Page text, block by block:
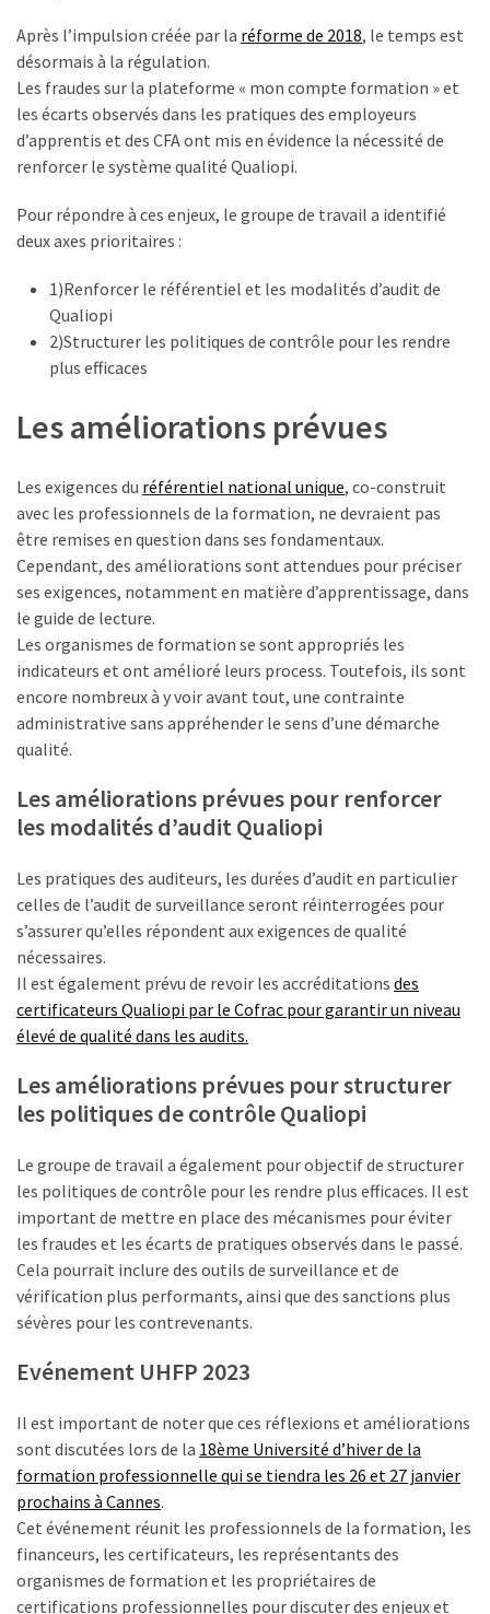
Passeport
prévention
les
employeurs
organismes
formation
désormais
déclarer
Rapport
Sénat
sur
CPF
les
chiffres
que
tout
devrait
retenir
2027
MOST
USED
CATEGORIES
(1 096)
(159)
Interviews
(108)
Rubrique
formation
formation
Après l’impulsion créée par la réforme de 2018, le temps est
désormais à la régulation.
Les fraudes sur la plateforme « mon compte formation » et
les écarts observés dans les pratiques des employeurs
d’apprentis et des CFA ont mis en évidence la nécessité de
renforcer le système qualité Qualiopi.
Pour répondre à ces enjeux, le groupe de travail a identifié
deux axes prioritaires :
1)Renforcer le référentiel et les modalités d’audit de
Qualiopi
2)Structurer les politiques de contrôle pour les rendre
plus efficaces
Les améliorations prévues
Les exigences du référentiel national unique, co-construit
avec les professionnels de la formation, ne devraient pas
être remises en question dans ses fondamentaux.
Cependant, des améliorations sont attendues pour préciser
ses exigences, notamment en matière d’apprentissage, dans
le guide de lecture.
Les organismes de formation se sont appropriés les
indicateurs et ont amélioré leurs process. Toutefois, ils sont
encore nombreux à y voir avant tout, une contrainte
administrative sans appréhender le sens d’une démarche
qualité.
Les améliorations prévues pour renforcer
les modalités d’audit Qualiopi
Les pratiques des auditeurs, les durées d’audit en particulier
celles de l’audit de surveillance seront réinterrogées pour
s’assurer qu’elles répondent aux exigences de qualité
nécessaires.
Il est également prévu de revoir les accréditations des
certificateurs Qualiopi par le Cofrac pour garantir un niveau
élevé de qualité dans les audits.
Les améliorations prévues pour structurer
les politiques de contrôle Qualiopi
Le groupe de travail a également pour objectif de structurer
les politiques de contrôle pour les rendre plus efficaces. Il est
important de mettre en place des mécanismes pour éviter
les fraudes et les écarts de pratiques observés dans le passé.
Cela pourrait inclure des outils de surveillance et de
vérification plus performants, ainsi que des sanctions plus
sévères pour les contrevenants.
Evénement UHFP 2023
Il est important de noter que ces réflexions et améliorations
sont discutées lors de la 18ème Université d’hiver de la
formation professionnelle qui se tiendra les 26 et 27 janvier
prochains à Cannes.
Cet événement réunit les professionnels de la formation, les
financeurs, les certificateurs, les représentants des
organismes de formation et les propriétaires de
certifications professionnelles pour discuter des enjeux et